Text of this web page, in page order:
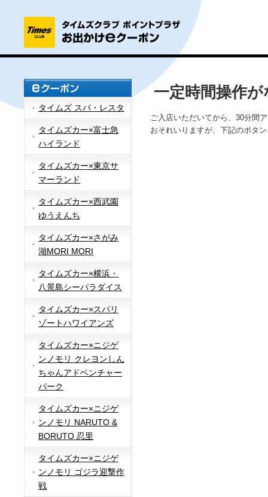
タイムズ スパ・レスタ
タイムズカー×富士急
ハイランド
タイムズカー×東京サ
マーランド
タイムズカー×西武園
ゆうえんち
タイムズカー×さがみ
湖MORI MORI
タイムズカー×横浜・
八景島シーパラダイス
タイムズカー×スパリ
ゾートハワイアンズ
タイムズカー×ニジゲ
ンノモリ クレヨンしん
ちゃんアドベンチャー
パーク
タイムズカー×ニジゲ
ンノモリ NARUTO &
BORUTO 忍里
タイムズカー×ニジゲ
ンノモリ ゴジラ迎撃作
戦
一定時間操作
ご入店いただいてから、30分間
おそれいりますが、下記のボタ